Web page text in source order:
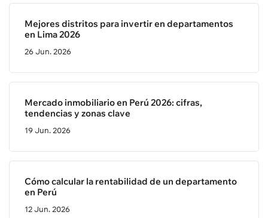
Mejores distritos para invertir en departamentos
en Lima 2026
26 Jun. 2026
Mercado inmobiliario en Perú 2026: cifras,
tendencias y zonas clave
19 Jun. 2026
Cómo calcular la rentabilidad de un departamento
en Perú
12 Jun. 2026